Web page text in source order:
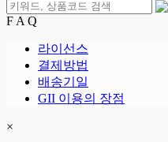
F A Q
라이선스
결제방법
배송기일
GII 이용의 장점
×